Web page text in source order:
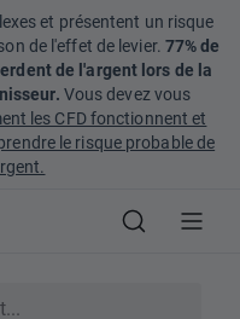
et présentent un risque
de l'effet de levier. 77% de
de l'argent lors de la
Vous devez vous
les CFD fonctionnent et
le risque probable de